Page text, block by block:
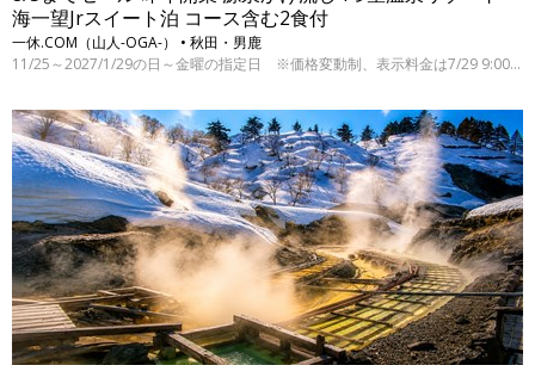
海一望Jrスイート泊 コース含む2食付
一休.COM（山人-OGA-） • 秋田・男鹿
11/25～2027/1/29の日～金曜の指定日 ※価格変動制、表示料金は7/29 9:00時点